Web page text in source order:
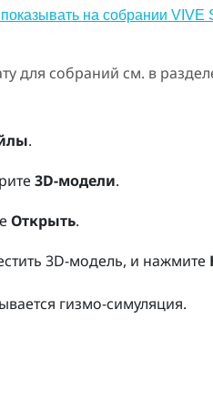
на собрании VIVE
для собраний см. в
.
3D-модели.
Открыть.
3D-модель, и нажмите
гизмо-симуляция.